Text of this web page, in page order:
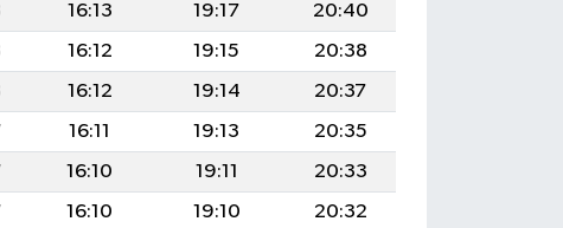
16:13 19:17
20:40
16:12 19:15
20:38
16:12 19:14
20:37
16:11 19:13
20:35
16:10 19:11
20:33
16:10 19:10 20:32